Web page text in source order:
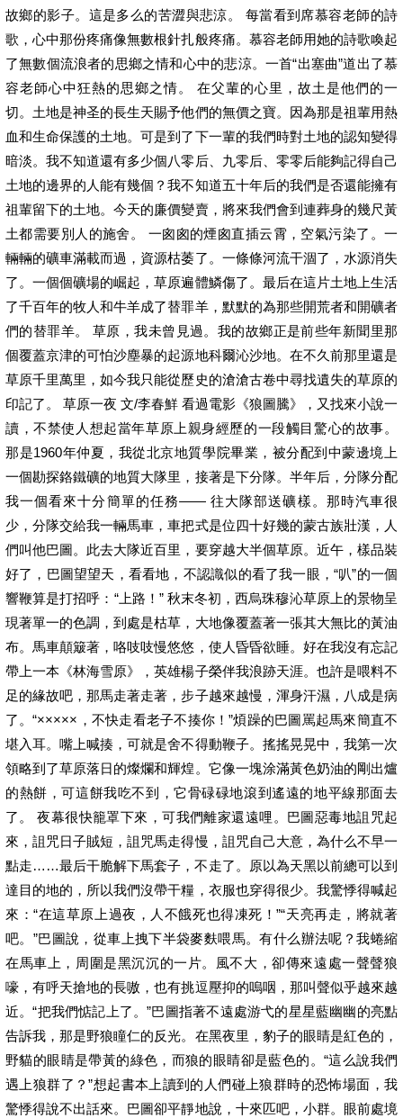
故鄉的影子。這是多么的苦澀與悲涼。 每當看到席慕容老師的詩
歌，心中那份疼痛像無數根針扎般疼痛。慕容老師用她的詩歌喚起
了無數個流浪者的思鄉之情和心中的悲涼。一首“出塞曲”道出了慕
容老師心中狂熱的思鄉之情。 在父輩的心里，故土是他們的一
切。土地是神圣的長生天賜予他們的無價之寶。因為那是祖輩用熱
血和生命保護的土地。可是到了下一輩的我們時對土地的認知變得
暗淡。我不知道還有多少個八零后、九零后、零零后能夠記得自己
土地的邊界的人能有幾個？我不知道五十年后的我們是否還能擁有
祖輩留下的土地。今天的廉價變賣，將來我們會到連葬身的幾尺黃
土都需要別人的施舍。 一囪囪的煙囪直插云霄，空氣污染了。一
輛輛的礦車滿載而過，資源枯萎了。一條條河流干涸了，水源消失
了。一個個礦場的崛起，草原遍體鱗傷了。最后在這片土地上生活
了千百年的牧人和牛羊成了替罪羊，默默的為那些開荒者和開礦者
們的替罪羊。 草原，我未曾見過。我的故鄉正是前些年新聞里那
個覆蓋京津的可怕沙塵暴的起源地科爾沁沙地。在不久前那里還是
草原千里萬里，如今我只能從歷史的滄滄古卷中尋找遺失的草原的
印記了。 草原一夜 文/李春鮮 看過電影《狼圖騰》，又找來小說一
讀，不禁使人想起當年草原上親身經歷的一段觸目驚心的故事。
那是1960年仲夏，我從北京地質學院畢業，被分配到中蒙邊境上
一個勘探鉻鐵礦的地質大隊里，接著是下分隊。半年后，分隊分配
我一個看來十分簡單的任務—— 往大隊部送礦樣。那時汽車很
少，分隊交給我一輛馬車，車把式是位四十好幾的蒙古族壯漢，人
們叫他巴圖。此去大隊近百里，要穿越大半個草原。近午，樣品裝
好了，巴圖望望天，看看地，不認識似的看了我一眼，“叭”的一個
響鞭算是打招呼：“上路！” 秋末冬初，西烏珠穆沁草原上的景物呈
現著單一的色調，到處是枯草，大地像覆蓋著一張其大無比的黃油
布。馬車顛簸著，咯吱吱慢悠悠，使人昏昏欲睡。好在我沒有忘記
帶上一本《林海雪原》，英雄楊子榮伴我浪跡天涯。也許是喂料不
足的緣故吧，那馬走著走著，步子越來越慢，渾身汗濕，八成是病
了。“×××××，不快走看老子不揍你！”煩躁的巴圖罵起馬來簡直不
堪入耳。嘴上喊揍，可就是舍不得動鞭子。搖搖晃晃中，我第一次
領略到了草原落日的燦爛和輝煌。它像一塊涂滿黃色奶油的剛出爐
的熱餅，可這餅我吃不到，它骨碌碌地滾到遙遠的地平線那面去
了。 夜幕很快籠罩下來，可我們離家還遠哩。巴圖惡毒地詛咒起
來，詛咒日子賊短，詛咒馬走得慢，詛咒自己大意，為什么不早一
點走……最后干脆解下馬套子，不走了。原以為天黑以前總可以到
達目的地的，所以我們沒帶干糧，衣服也穿得很少。我驚悸得喊起
來：“在這草原上過夜，人不餓死也得凍死！”“天亮再走，將就著
吧。”巴圖說，從車上拽下半袋麥麩喂馬。有什么辦法呢？我蜷縮
在馬車上，周圍是黑沉沉的一片。風不大，卻傳來遠處一聲聲狼
嚎，有呼天搶地的長嗷，也有挑逗壓抑的嗚咽，那叫聲似乎越來越
近。“把我們惦記上了。”巴圖指著不遠處游弋的星星藍幽幽的亮點
告訴我，那是野狼瞳仁的反光。在黑夜里，豹子的眼睛是紅色的，
野貓的眼睛是帶黃的綠色，而狼的眼睛卻是藍色的。“這么說我們
遇上狼群了？”想起書本上讀到的人們碰上狼群時的恐怖場面，我
驚悸得說不出話來。巴圖卻平靜地說，十來匹吧，小群。眼前處境